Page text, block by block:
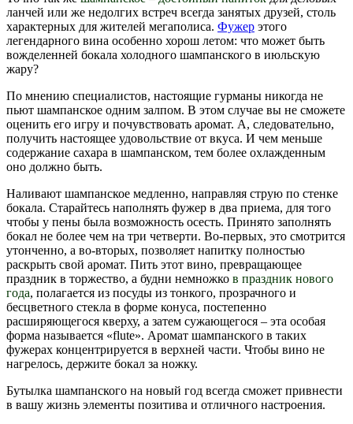
ланчей или же недолгих встреч всегда занятых друзей, столь
характерных для жителей мегаполиса. Фужер этого
легендарного вина особенно хорош летом: что может быть
вожделенней бокала холодного шампанского в июльскую
жару?
По мнению специалистов, настоящие гурманы никогда не
пьют шампанское одним залпом. В этом случае вы не сможете
оценить его игру и почувствовать аромат. А, следовательно,
получить настоящее удовольствие от вкуса. И чем меньше
содержание сахара в шампанском, тем более охлажденным
оно должно быть.
Наливают шампанское медленно, направляя струю по стенке
бокала. Старайтесь наполнять фужер в два приема, для того
чтобы у пены была возможность осесть. Принято заполнять
бокал не более чем на три четверти. Во-первых, это смотрится
утонченно, а во-вторых, позволяет напитку полностью
раскрыть свой аромат. Пить этот вино, превращающее
праздник в торжество, а будни немножко в праздник нового
года, полагается из посуды из тонкого, прозрачного и
бесцветного стекла в форме конуса, постепенно
расширяющегося кверху, а затем сужающегося – эта особая
форма называется «flute». Аромат шампанского в таких
фужерах концентрируется в верхней части. Чтобы вино не
нагрелось, держите бокал за ножку.
Бутылка шампанского на новый год всегда сможет привнести
в вашу жизнь элементы позитива и отличного настроения.